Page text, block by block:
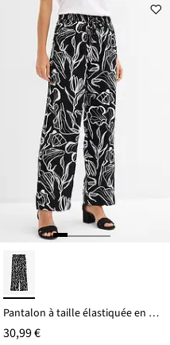
Pantalon à taille élastiquée en viscose
30,99 €